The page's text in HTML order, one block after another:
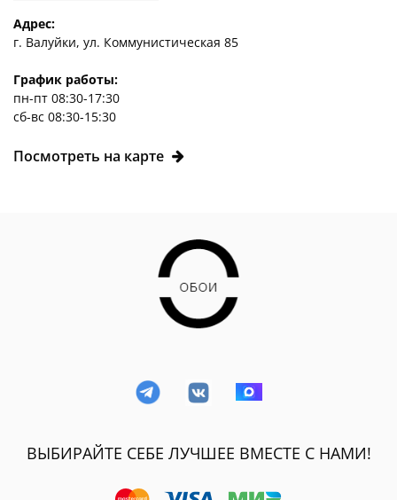
Адрес:
г. Валуйки, ул. Коммунистическая 85
График работы:
пн-пт 08:30-17:30
сб-вс 08:30-15:30
Посмотреть на карте
ВЫБИРАЙТЕ СЕБЕ ЛУЧШЕЕ ВМЕСТЕ С НАМИ!